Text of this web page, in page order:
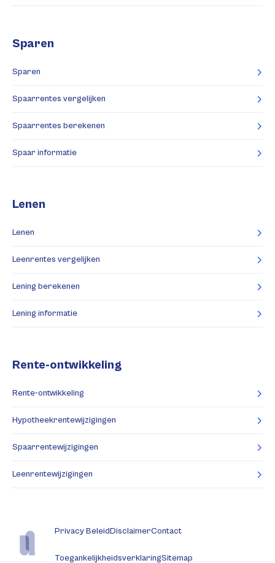
Sparen
Sparen
Spaarrentes vergelijken
Spaarrentes berekenen
Spaar informatie
Lenen
Lenen
Leenrentes vergelijken
Lening berekenen
Lening informatie
Rente-ontwikkeling
Rente-ontwikkeling
Hypotheekrentewijzigingen
Spaarrentewijzigingen
Leenrentewijzigingen
Privacy BeleidDisclaimerContact
ToegankelijkheidsverklaringSitemap